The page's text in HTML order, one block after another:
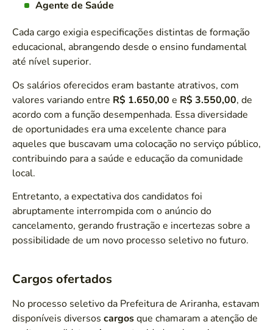
Agente de Saúde
Cada cargo exigia especificações distintas de formação
educacional, abrangendo desde o ensino fundamental
até nível superior.
Os salários oferecidos eram bastante atrativos, com
valores variando entre R$ 1.650,00 e R$ 3.550,00, de
acordo com a função desempenhada. Essa diversidade
de oportunidades era uma excelente chance para
aqueles que buscavam uma colocação no serviço público,
contribuindo para a saúde e educação da comunidade
local.
Entretanto, a expectativa dos candidatos foi
abruptamente interrompida com o anúncio do
cancelamento, gerando frustração e incertezas sobre a
possibilidade de um novo processo seletivo no futuro.
Cargos ofertados
No processo seletivo da Prefeitura de Ariranha, estavam
disponíveis diversos cargosque chamaram a atenção de